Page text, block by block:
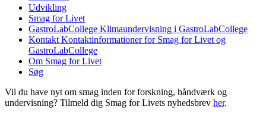
Udvikling
Smag for Livet
GastroLabCollege Klimaundervisning i GastroLabCollege
Kontakt Kontaktinformationer for Smag for Livet og
GastroLabCollege
Om Smag for Livet
Søg
Vil du have nyt om smag inden for forskning, håndværk og
undervisning? Tilmeld dig Smag for Livets nyhedsbrev her.